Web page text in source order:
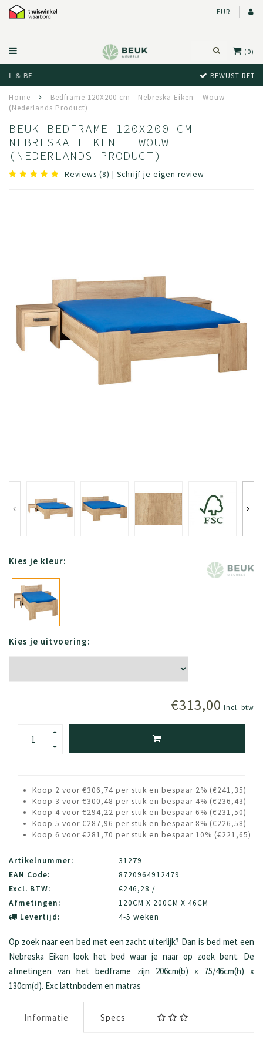
EUR
(0)
Home
Bedframe 120X200 cm - Nebreska Eiken – Wouw
(Nederlands Product)
BEUK BEDFRAME 120X200 CM -
NEBRESKA EIKEN – WOUW
(NEDERLANDS PRODUCT)
Reviews (8) | Schrijf je eigen review
Kies je kleur:
Kies je uitvoering:
€313,00 Incl. btw
Koop 2 voor €306,74 per stuk en bespaar 2% (€241,35)
Koop 3 voor €300,48 per stuk en bespaar 4% (€236,43)
Koop 4 voor €294,22 per stuk en bespaar 6% (€231,50)
Koop 5 voor €287,96 per stuk en bespaar 8% (€226,58)
Koop 6 voor €281,70 per stuk en bespaar 10% (€221,65)
Artikelnummer:
31279
EAN Code:
8720964912479
Excl. BTW:
€246,28 /
Afmetingen:
120CM X 200CM X 46CM
Levertijd:
4-5 weken
Op zoek naar een bed met een zacht uiterlijk? Dan is bed met een
Nebreska Eiken look het bed waar je naar op zoek bent. De
afmetingen van het bedframe zijn 206cm(b) x 75/46cm(h) x
130cm(d). Exc lattnbodem en matras
Informatie Specs